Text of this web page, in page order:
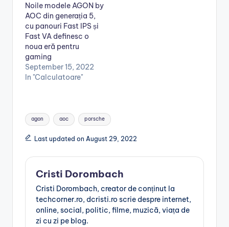
Noile modele AGON by
AOC din generația 5,
cu panouri Fast IPS și
Fast VA definesc o
noua eră pentru
gaming
September 15, 2022
In "Calculatoare"
Tags:
agon aoc porsche
Last updated on August 29, 2022
Cristi Dorombach
Cristi Dorombach, creator de conținut la
techcorner.ro, dcristi.ro scrie despre internet,
online, social, politic, filme, muzică, viața de
zi cu zi pe blog.